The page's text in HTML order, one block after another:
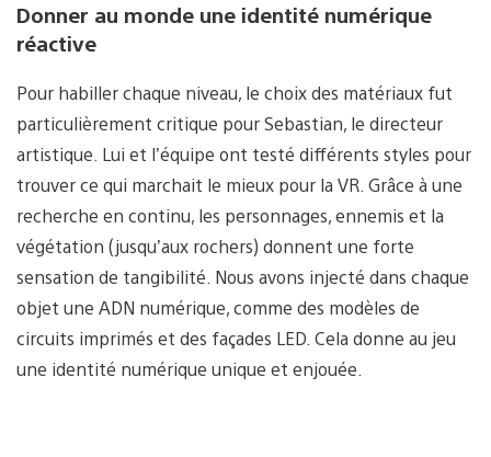
Donner au monde une identité numérique
réactive
Pour habiller chaque niveau, le choix des matériaux fut
particulièrement critique pour Sebastian, le directeur
artistique. Lui et l’équipe ont testé différents styles pour
trouver ce qui marchait le mieux pour la VR. Grâce à une
recherche en continu, les personnages, ennemis et la
végétation (jusqu’aux rochers) donnent une forte
sensation de tangibilité. Nous avons injecté dans chaque
objet une ADN numérique, comme des modèles de
circuits imprimés et des façades LED. Cela donne au jeu
une identité numérique unique et enjouée.